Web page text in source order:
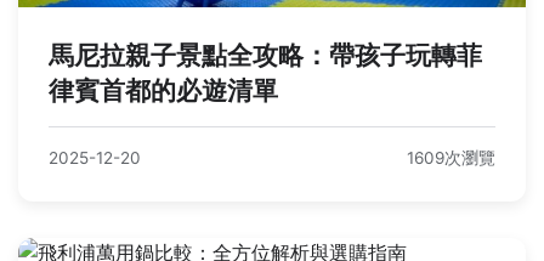
馬尼拉親子景點全攻略：帶孩子玩轉菲
律賓首都的必遊清單
2025-12-20 1609次瀏覽